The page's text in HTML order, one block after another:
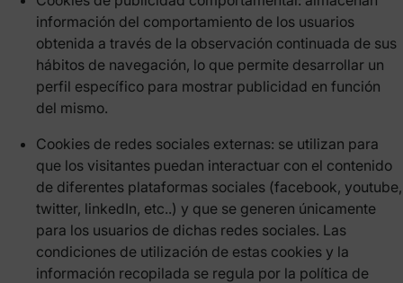
información del comportamiento de los usuarios
obtenida a través de la observación continuada de sus
hábitos de navegación, lo que permite desarrollar un
perfil específico para mostrar publicidad en función
del mismo.
Cookies de redes sociales externas: se utilizan para
que los visitantes puedan interactuar con el contenido
de diferentes plataformas sociales (facebook, youtube,
twitter, linkedIn, etc..) y que se generen únicamente
para los usuarios de dichas redes sociales. Las
condiciones de utilización de estas cookies y la
información recopilada se regula por la política de